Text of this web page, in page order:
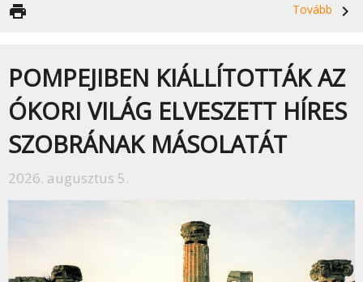
Tovább
navigate_next
print
POMPEJIBEN KIÁLLÍTOTTÁK AZ
ÓKORI VILÁG ELVESZETT HÍRES
SZOBRÁNAK MÁSOLATÁT
2026. augusztus 5.